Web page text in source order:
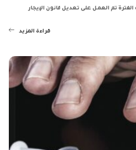
تم العمل على تعديل قانون الإيجار
قراءة المزيد